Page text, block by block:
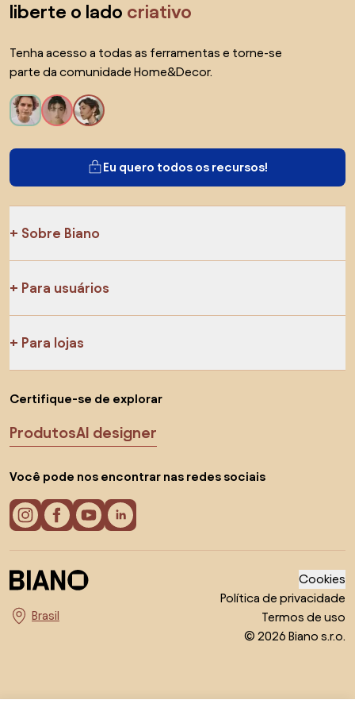
liberte o lado criativo
Tenha acesso a todas as ferramentas e torne-se
parte da comunidade Home&Decor.
Eu quero todos os recursos!
Sobre Biano
Para usuários
Para lojas
Certifique-se de explorar
ProdutosAI designer
Você pode nos encontrar nas redes sociais
Escolha o país
Cookies
Política de privacidade
Termos de uso
© 2026 Biano s.r.o.